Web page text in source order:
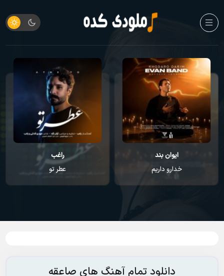
ایوان بند
خدارو داریم
راغب
عطر تو
دانلود تمام آهنگ های صاعقه